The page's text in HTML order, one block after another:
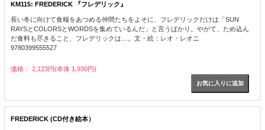
KM115: FREDERICK 『フレデリック』
長い冬に向けて食糧をあつめる仲間たちをよそに、フレデリックだけは「SUN
RAYSとCOLORSとWORDSを集めているんだ」と言うばかり。やがて、ため込ん
だ食料も尽きること、フレデリックは…。文・絵：レオ・レオニ
9780399555527
価格： 2,123円(本体 1,930円)
FREDERICK (CD付き絵本）